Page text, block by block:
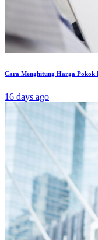
Cara Menghitung Harga Pokok
16 days ago